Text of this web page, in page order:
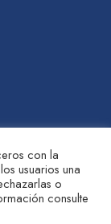
con la
usuarios una
o
consulte